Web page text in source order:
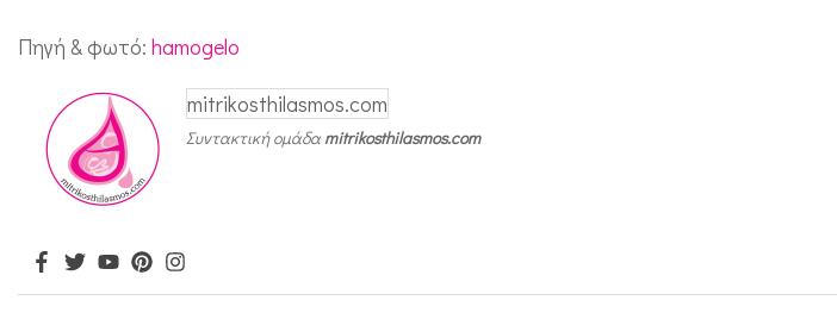
η
Πηγή & φωτό: hamogelo
mitrikosthilasmos.com
Συντακτική ομάδαmitrikosthilasmos.com